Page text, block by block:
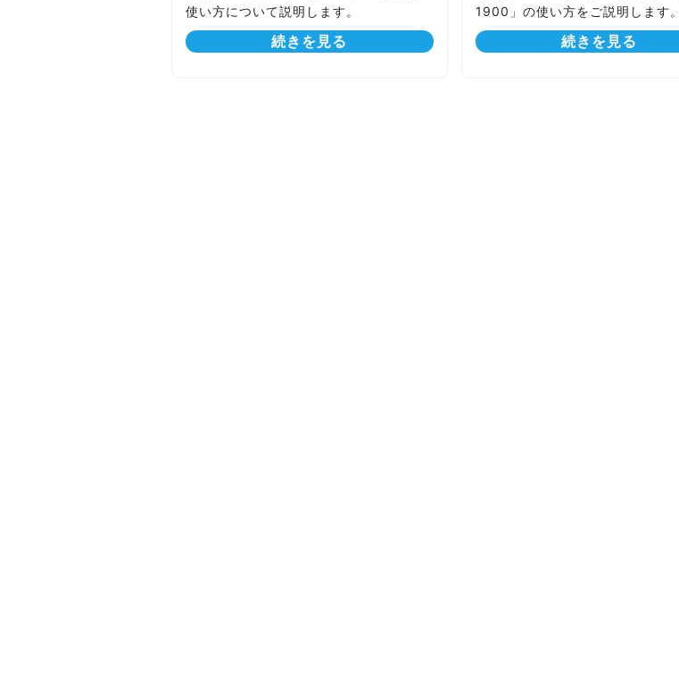
使い方について説明します。
続きを見る
1900」の使い方をご説明します。
続きを見る